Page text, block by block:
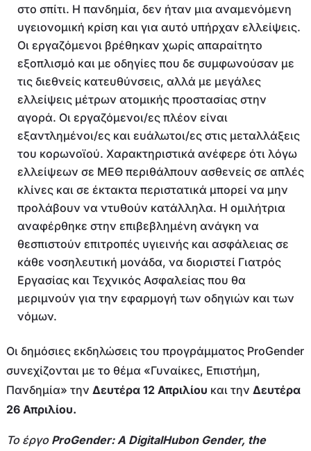
στο σπίτι. Η πανδημία, δεν ήταν μια αναμενόμενη
υγειονομική κρίση και για αυτό υπήρχαν ελλείψεις.
Οι εργαζόμενοι βρέθηκαν χωρίς απαραίτητο
εξοπλισμό και με οδηγίες που δε συμφωνούσαν με
τις διεθνείς κατευθύνσεις, αλλά με μεγάλες
ελλείψεις μέτρων ατομικής προστασίας στην
αγορά. Οι εργαζόμενοι/ες πλέον είναι
εξαντλημένοι/ες και ευάλωτοι/ες στις μεταλλάξεις
του κορωνοϊού. Χαρακτηριστικά ανέφερε ότι λόγω
ελλείψεων σε ΜΕΘ περιθάλπουν ασθενείς σε απλές
κλίνες και σε έκτακτα περιστατικά μπορεί να μην
προλάβουν να ντυθούν κατάλληλα. Η ομιλήτρια
αναφέρθηκε στην επιβεβλημένη ανάγκη να
θεσπιστούν επιτροπές υγιεινής και ασφάλειας σε
κάθε νοσηλευτική μονάδα, να διοριστεί Γιατρός
Εργασίας και Τεχνικός Ασφαλείας που θα
μεριμνούν για την εφαρμογή των οδηγιών και των
νόμων.
Οι δημόσιες εκδηλώσεις του προγράμματος ProGender
συνεχίζονται με το θέμα «Γυναίκες, Επιστήμη,
Πανδημία» την Δευτέρα 12 Απριλίου και την Δευτέρα
26 Απριλίου.
Το έργο ProGender: A DigitalHubon Gender, the